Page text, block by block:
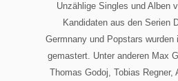
Unzählige Singles und Alben
Kandidaten aus den Serien
Germnany und Popstars
gemastert. Unter anderen Max
Thomas Godoj, Tobias Regner,